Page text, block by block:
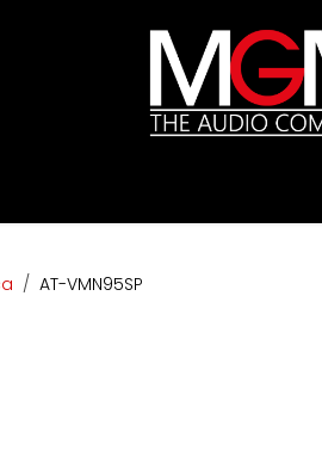
AT-VMN95SP